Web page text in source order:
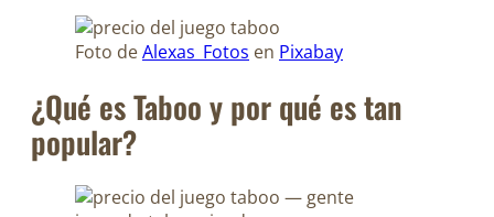
Foto deAlexas_Fotos en Pixabay
¿Qué es Taboo y por qué es tan
popular?